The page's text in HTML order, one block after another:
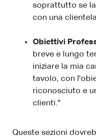
soprattutto se
con una
Obiettivi
breve e lungo
iniziare la mia
tavolo, con
riconosciuto e
clienti."
Queste sezioni